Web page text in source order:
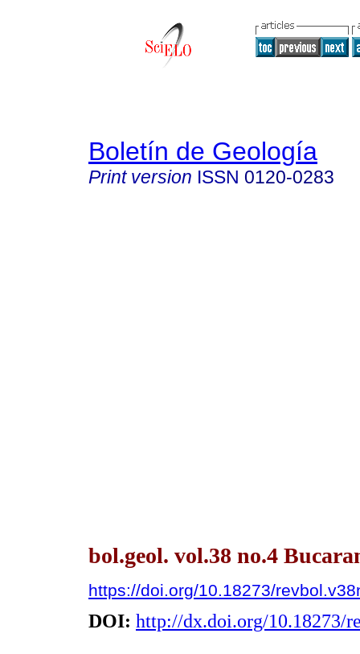
Boletín de Geología
Print version ISSN 0120-0283
bol.geol. vol.38 no.4
https://doi.org/10.18273/
DOI: http://dx.doi.org/10.18273/